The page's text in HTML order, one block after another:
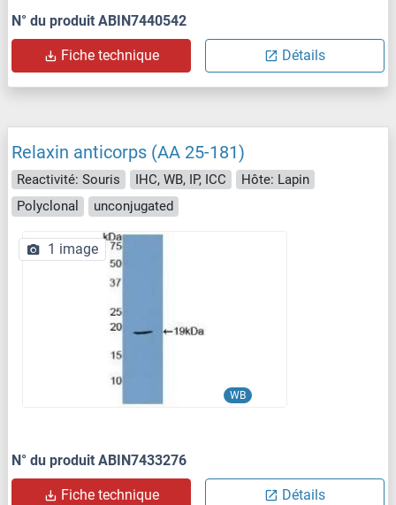
N° du produit ABIN7440542
Fiche technique Détails
Relaxin anticorps (AA 25-181)
Reactivité: Souris IHC, WB, IP, ICC
Hôte: Lapin
Polyclonal
unconjugated
WB
1 image
N° du produit ABIN7433276
Fiche technique Détails